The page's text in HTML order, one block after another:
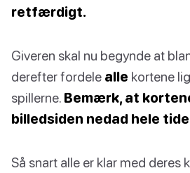
retfærdigt.
Giveren skal nu begynde at
derefter fordele alle kortene
spillerne. Bemærk, at
billedsiden nedad hele
Så snart alle er klar med deres